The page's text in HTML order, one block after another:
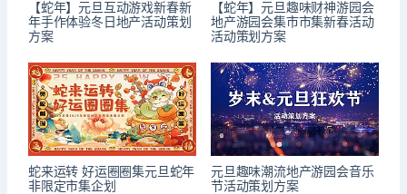
【蛇年】元旦互动游戏新春新
年手作体验冬日地产活动策划
方案
【蛇年】元旦趣味财神游园会
地产游园会集市市集新春活动
活动策划方案
蛇来运转 好运圈圈集元旦蛇年
非限定市集企划
元旦趣味潮流地产游园会音乐
节活动策划方案